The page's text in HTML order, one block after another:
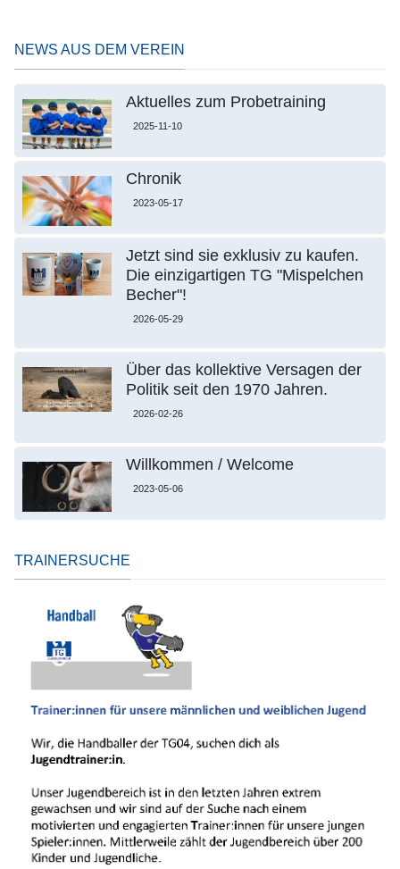
NEWS AUS DEM VEREIN
Aktuelles zum Probetraining
2025-11-10
Chronik
2023-05-17
Jetzt sind sie exklusiv zu kaufen.
Die einzigartigen TG "Mispelchen
Becher"!
2026-05-29
Über das kollektive Versagen der
Politik seit den 1970 Jahren.
2026-02-26
Willkommen / Welcome
2023-05-06
TRAINERSUCHE